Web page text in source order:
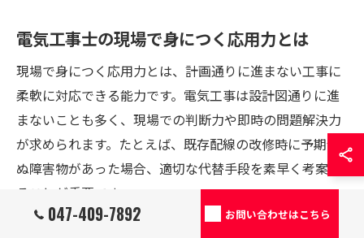
電気工事士の現場で身につく応用力とは
現場で身につく応用力とは、計画通りに進まない工事に
柔軟に対応できる能力です。電気工事は設計図通りに進
まないことも多く、現場での判断力や即時の問題解決力
が求められます。たとえば、既存配線の改修時に予期せ
ぬ障害物があった場合、適切な代替手段を素早く考案す
ることが重要です。
このような応用力は、実務経験を積むことで養われ、千
047-409-7892 お問い合わせはこちら